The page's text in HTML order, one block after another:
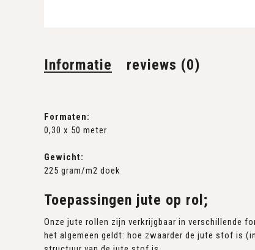
Informatie reviews (0)
Formaten:
0,30 x 50 meter
Gewicht:
225 gram/m2 doek
Toepassingen jute op rol;
Onze jute rollen zijn verkrijgbaar in verschillende
het algemeen geldt: hoe zwaarder de jute stof is